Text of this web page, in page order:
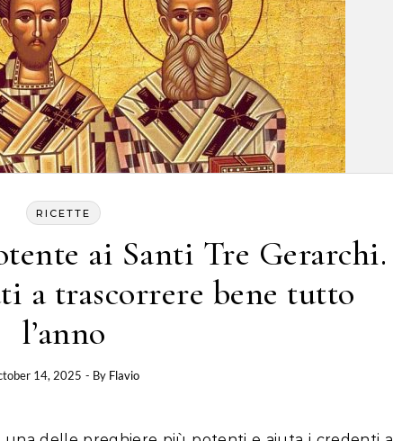
RICETTE
ai Santi Tre Gerarchi.
a trascorrere bene tutto
l’anno
14, 2025 - By Flavio